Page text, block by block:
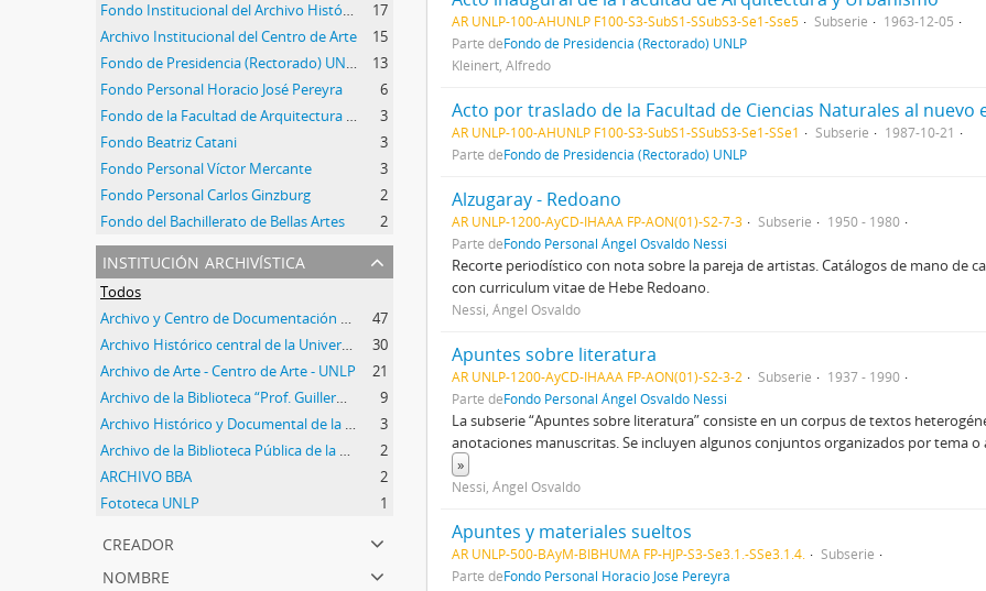
Fondo Institucional del Archivo Histórico de la UNLP
17
Archivo Institucional del Centro de Arte
15
Fondo de Presidencia (Rectorado) UNLP
13
Fondo Personal Horacio José Pereyra
6
Fondo de la Facultad de Arquitectura y Urbanismo
3
Fondo Beatriz Catani
3
Fondo Personal Víctor Mercante
3
Fondo Personal Carlos Ginzburg
2
Fondo del Bachillerato de Bellas Artes
2
institución archivística
Todos
Archivo y Centro de Documentación del Instituto de Historia del Arte Argentino y Americano
47
Archivo Histórico central de la Universidad Nacional de La Plata
30
Archivo de Arte - Centro de Arte - UNLP
21
Archivo de la Biblioteca “Prof. Guillermo Obiols”
9
Archivo Histórico y Documental de la Facultad de Arquitectura y Urbanismo
3
Archivo de la Biblioteca Pública de la Universidad Nacional de La Plata
2
ARCHIVO BBA
2
Fototeca UNLP
1
creador
nombre
AR UNLP-100-AHUNLP F100-S3-SubS1-SSubS3-Se1-Sse5 Subserie
1963-12-05
Parte deFondo de Presidencia (Rectorado) UNLP
Kleinert, Alfredo
Acto por traslado de la Facultad de Ciencias Naturales al nuevo
AR UNLP-100-AHUNLP F100-S3-SubS1-SSubS3-Se1-SSe1 Subserie
1987-10-21
Parte deFondo de Presidencia (Rectorado) UNLP
Alzugaray - Redoano
AR UNLP-1200-AyCD-IHAAA FP-AON(01)-S2-7-3 Subserie
1950 - 1980
Parte deFondo Personal Ángel Osvaldo Nessi
Recorte periodístico con nota sobre la pareja de artistas. Catálogos de mano de
con curriculum vitae de Hebe Redoano.
Nessi, Ángel Osvaldo
Apuntes sobre literatura
AR UNLP-1200-AyCD-IHAAA FP-AON(01)-S2-3-2 Subserie
1937 - 1990
Parte deFondo Personal Ángel Osvaldo Nessi
La subserie “Apuntes sobre literatura” consiste en un corpus de textos
anotaciones manuscritas. Se incluyen algunos conjuntos organizados por tema
»
Nessi, Ángel Osvaldo
Apuntes y materiales sueltos
AR UNLP-500-BAyM-BIBHUMA FP-HJP-S3-Se3.1.-SSe3.1.4.
Subserie
Parte deFondo Personal Horacio José Pereyra